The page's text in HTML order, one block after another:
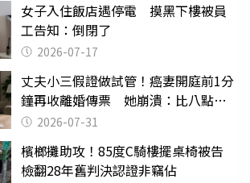
女子入住飯店遇停電 摸黑下樓被員
工告知：倒閉了
2026-07-17
丈夫小三假證做試管！癌妻開庭前1分
鐘再收離婚傳票 她崩潰：比八點檔
還扯2026-07-31
檳榔攤助攻！85度C騎樓擺桌椅被告
檢翻28年舊判決認證非竊佔